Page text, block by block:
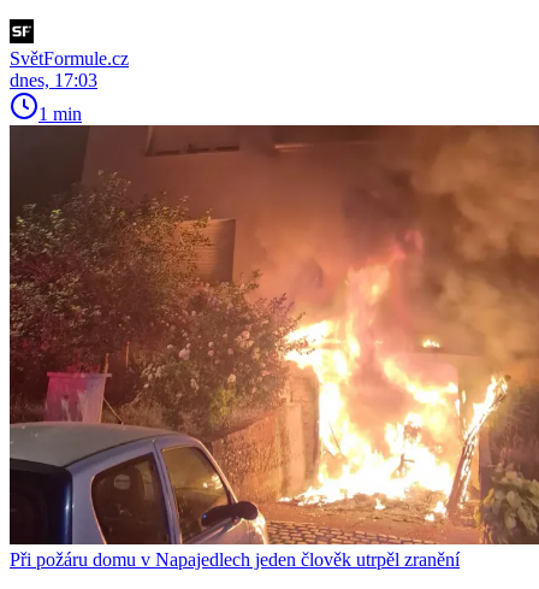
SvětFormule.cz
dnes, 17:03
1 min
Při požáru domu v Napajedlech jeden člověk utrpěl zranění